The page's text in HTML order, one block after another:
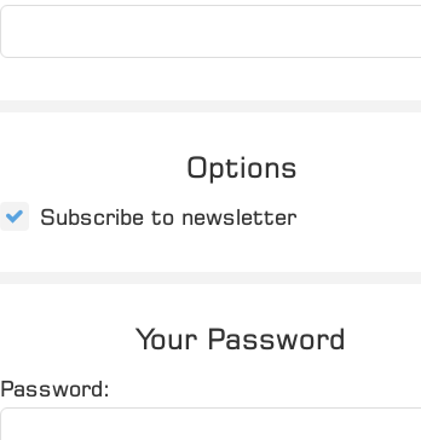
Options
Subscribe to newsletter
Your Password
Password: